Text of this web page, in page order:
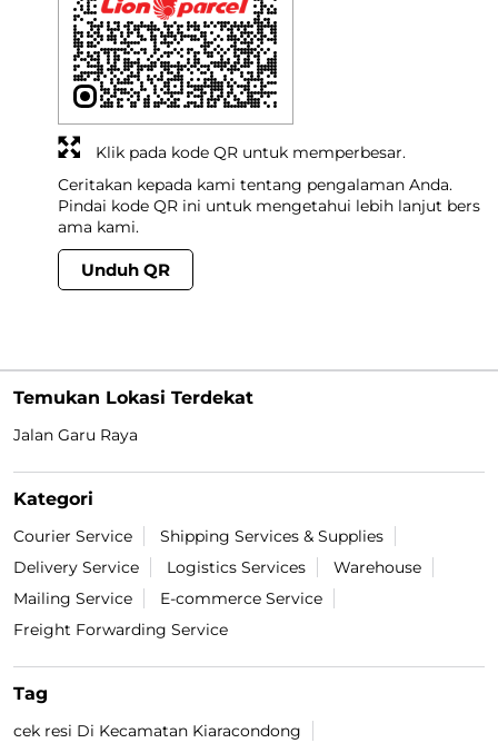
Ceritakan kepada kami tentang pengalaman Anda.
Pindai kode QR ini untuk mengetahui lebih lanjut bers
ama kami.
Unduh QR
Klik pada kode QR untuk memperbesar.
Temukan Lokasi Terdekat
Jalan Garu Raya
Kategori
Courier Service
Shipping Services & Supplies
Delivery Service
Logistics Services
Warehouse
Mailing Service
E-commerce Service
Freight Forwarding Service
Tag
cek resi Di Kecamatan Kiaracondong